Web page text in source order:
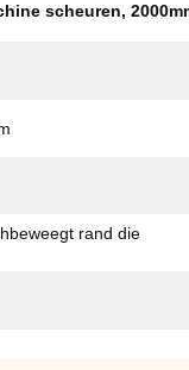
scheuren,
rand die